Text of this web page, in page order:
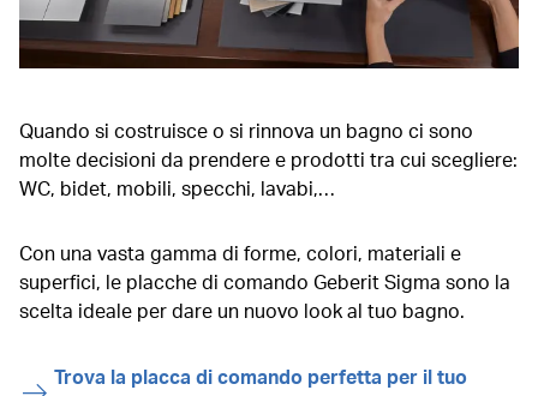
Quando si costruisce o si rinnova un bagno ci sono
molte decisioni da prendere e prodotti tra cui scegliere:
WC, bidet, mobili, specchi, lavabi,…
Con una vasta gamma di forme, colori, materiali e
superfici, le placche di comando Geberit Sigma sono la
scelta ideale per dare un nuovo look al tuo bagno.
Trova la placca di comando perfetta per il tuo